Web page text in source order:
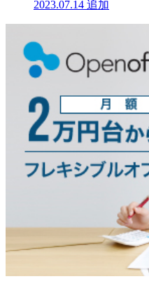
2023.07.14 追加